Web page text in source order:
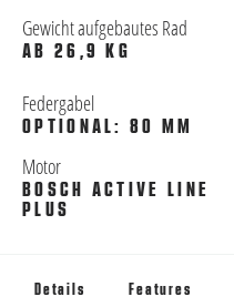
Gewicht aufgebautes Rad
AB 26,9 KG
Federgabel
OPTIONAL: 80 MM
Motor
BOSCH ACTIVE LINE
PLUS
Details Features